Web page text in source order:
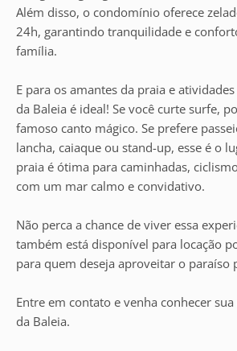
Além disso, o condomínio oferece
24h, garantindo tranquilidade e
família.
E para os amantes da praia e
da Baleia é ideal! Se você curte surfe,
famoso canto mágico. Se prefere
lancha, caiaque ou stand-up, esse é o
praia é ótima para caminhadas,
com um mar calmo e convidativo.
Não perca a chance de viver essa
também está disponível para locação
para quem deseja aproveitar o paraíso
Entre em contato e venha conhecer sua
da Baleia.